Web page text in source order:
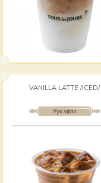
Уух зүйлс
VANILLA LATTE /ICED/